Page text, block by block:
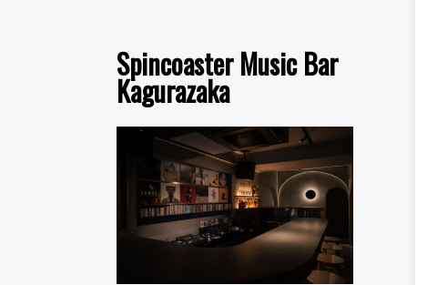
Spincoaster Music Bar
Kagurazaka